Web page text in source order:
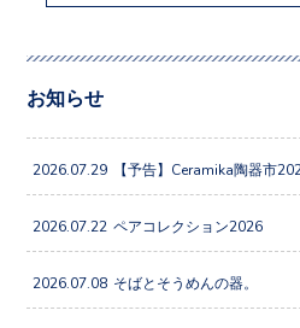
お知らせ
2026.07.29 【予告】Ceramika陶器市
2026.07.22 ペアコレクション2026
2026.07.08 そばとそうめんの器。